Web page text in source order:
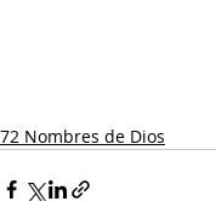
72 Nombres de Dios